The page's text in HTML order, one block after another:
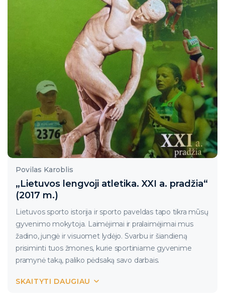
Povilas Karoblis
„Lietuvos lengvoji atletika. XXI a. pradžia“
(2017 m.)
Lietuvos sporto istorija ir sporto paveldas tapo tikra mūsų
gyvenimo mokytoja. Laimėjimai ir pralaimėjimai mus
žadino, jungė ir visuomet lydėjo. Svarbu ir šiandieną
prisiminti tuos žmones, kurie sportiniame gyvenime
pramynė taką, paliko pėdsaką savo darbais.
apimančioje keturis olimpinius ciklus (2001-2004 m.,
SKAITYTI DAUGIAU